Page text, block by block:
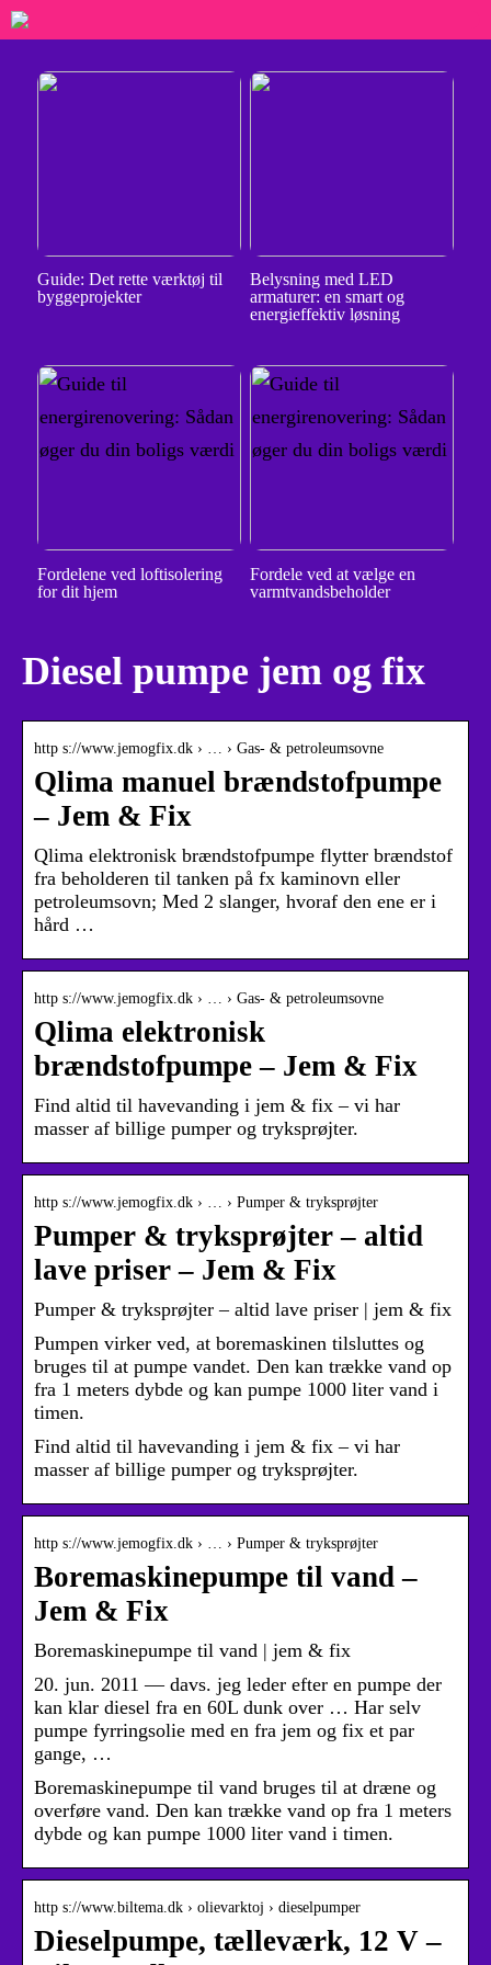
Guide: Det rette værktøj til
byggeprojekter
Belysning med LED
armaturer: en smart og
energieffektiv løsning
Fordelene ved loftisolering
for dit hjem
Fordele ved at vælge en
varmtvandsbeholder
Diesel pumpe jem og fix
http s://www.jemogfix.dk › … › Gas- & petroleumsovne
Qlima manuel brændstofpumpe
– Jem & Fix
Qlima elektronisk brændstofpumpe flytter brændstof
fra beholderen til tanken på fx kaminovn eller
petroleumsovn; Med 2 slanger, hvoraf den ene er i
hård …
http s://www.jemogfix.dk › … › Gas- & petroleumsovne
Qlima elektronisk
brændstofpumpe – Jem & Fix
Find altid til havevanding i jem & fix – vi har
masser af billige pumper og tryksprøjter.
http s://www.jemogfix.dk › … › Pumper & tryksprøjter
Pumper & tryksprøjter – altid
lave priser – Jem & Fix
Pumper & tryksprøjter – altid lave priser | jem & fix
Pumpen virker ved, at boremaskinen tilsluttes og
bruges til at pumpe vandet. Den kan trække vand op
fra 1 meters dybde og kan pumpe 1000 liter vand i
timen.
Find altid til havevanding i jem & fix – vi har
masser af billige pumper og tryksprøjter.
http s://www.jemogfix.dk › … › Pumper & tryksprøjter
Boremaskinepumpe til vand –
Jem & Fix
Boremaskinepumpe til vand | jem & fix
20. jun. 2011 — davs. jeg leder efter en pumpe der
kan klar diesel fra en 60L dunk over … Har selv
pumpe fyrringsolie med en fra jem og fix et par
gange, …
Boremaskinepumpe til vand bruges til at dræne og
overføre vand. Den kan trække vand op fra 1 meters
dybde og kan pumpe 1000 liter vand i timen.
http s://www.biltema.dk › olievarktoj › dieselpumper
Dieselpumpe, tælleværk, 12 V –